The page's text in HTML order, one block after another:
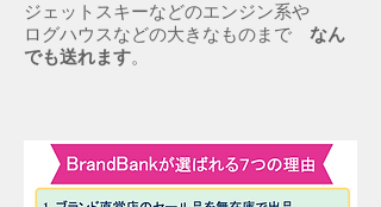
ジェットスキーなどのエンジン系や
ログハウスなどの大きなものまで なん
でも送れます。